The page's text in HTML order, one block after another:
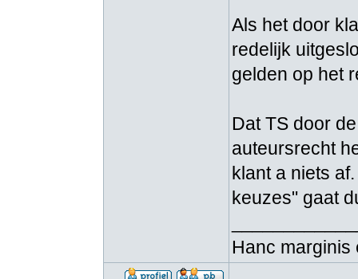
Als het door
redelijk
gelden op het
Dat TS door
auteursrecht
klant a niets
keuzes" gaat
Hanc marginis